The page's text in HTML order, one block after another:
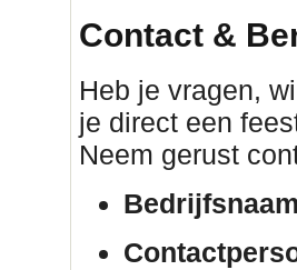
Contact &
Heb je vragen,
je direct een
Neem gerust